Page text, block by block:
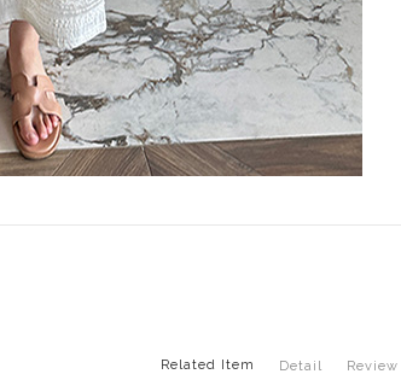
Related Item Detail Review